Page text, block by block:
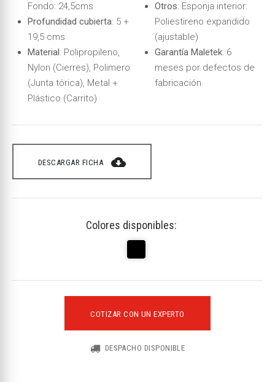
Fondo: 24,5cms
Profundidad cubierta: 5 +
19,5 cms
Material : Polipropileno,
Nylon (Cierres), Polimero
(Junta tórica), Metal +
Plástico (Carrito)
Otros: Esponja interior:
Poliestireno expandido
(ajustable)
Garantía Maletek: 6
meses por defectos de
fabricación
DESCARGAR FICHA cloud_download
Colores disponibles:
COTIZAR CON UN EXPERTO
DESPACHO DISPONIBLE